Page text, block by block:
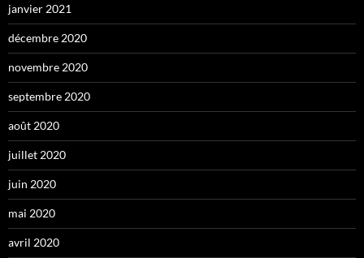
janvier 2021
décembre 2020
novembre 2020
septembre 2020
août 2020
juillet 2020
juin 2020
mai 2020
avril 2020